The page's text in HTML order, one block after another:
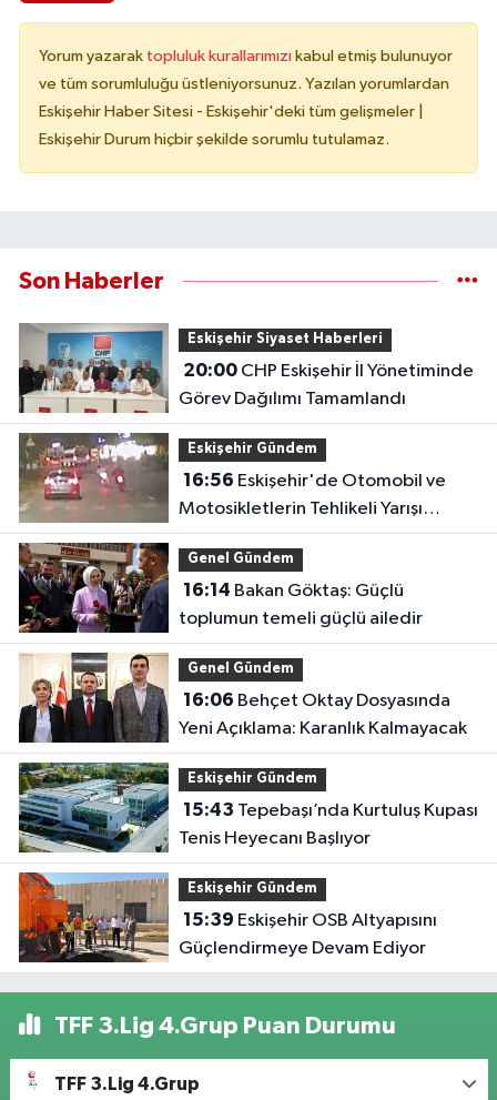
Yorum yazarak topluluk kurallarımızı kabul etmiş bulunuyor
ve tüm sorumluluğu üstleniyorsunuz. Yazılan yorumlardan
Eskişehir Haber Sitesi - Eskişehir'deki tüm gelişmeler |
Eskişehir Durum hiçbir şekilde sorumlu tutulamaz.
Son Haberler
Eskişehir Siyaset Haberleri
20:00CHP Eskişehir İl Yönetiminde
Görev Dağılımı Tamamlandı
Eskişehir Gündem
16:56
Motosikletlerin Tehlikeli Yarışı
Kamerada
Genel Gündem
16:14
toplumun temeli güçlü ailedir
Genel Gündem
16:06
Yeni Açıklama: Karanlık Kalmayacak
Eskişehir Gündem
15:43
Tenis Heyecanı Başlıyor
Eskişehir Gündem
15:39
Güçlendirmeye Devam Ediyor
TFF 3.Lig 4.Grup Puan Durumu
TFF 3.Lig 4.Grup